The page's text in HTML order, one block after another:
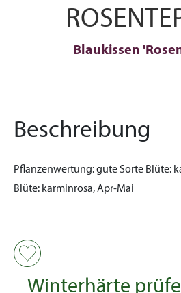
Blaukissen
Beschreibung
Pflanzenwertung:gute Sorte Blüte:
Blüte: karminrosa, Apr-Mai
Winterhärte